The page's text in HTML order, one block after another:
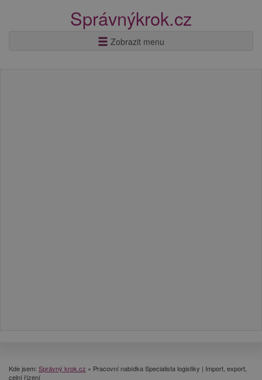
Správnýkrok.cz
Zobrazit menu
Kde jsem: Správný krok.cz » Pracovní nabídka Specialista logistiky | Import, export,
celní řízení